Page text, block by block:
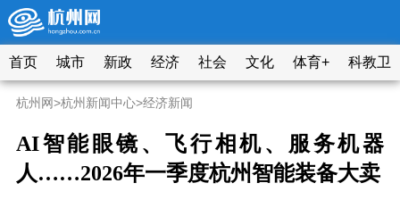
首页 城市 新政 经济 社会 文化 体育+ 科教卫
杭州网>杭州新闻中心>经济新闻
AI智能眼镜、飞行相机、服务机器
人……2026年一季度杭州智能装备大卖